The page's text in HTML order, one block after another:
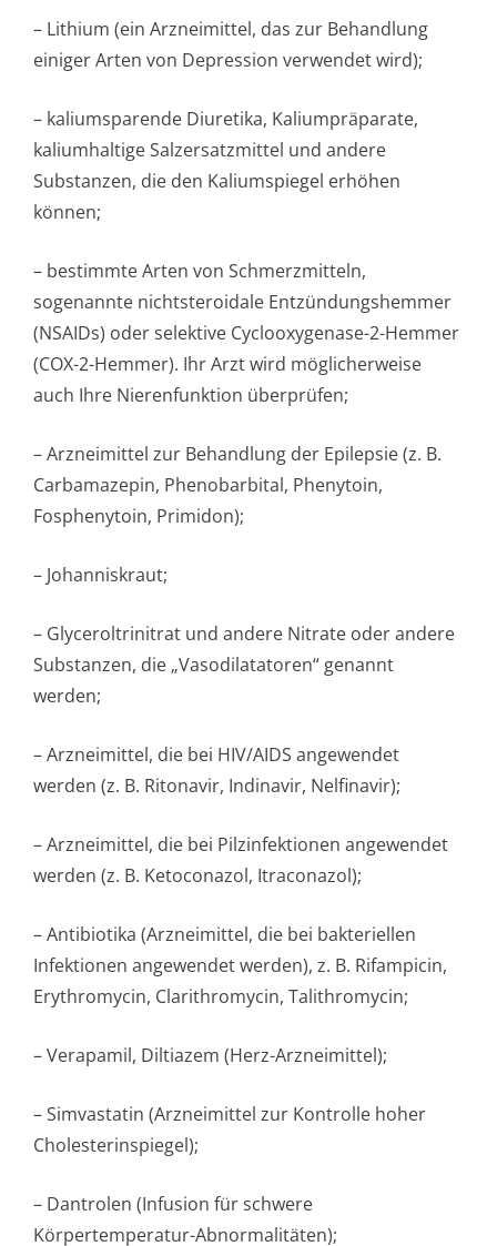
– Lithium (ein Arzneimittel, das zur Behandlung
einiger Arten von Depression verwendet wird);
– kaliumsparende Diuretika, Kaliumpräparate,
kaliumhaltige Salzersatzmittel und andere
Substanzen, die den Kaliumspiegel erhöhen
können;
– bestimmte Arten von Schmerzmitteln,
sogenannte nichtsteroidale Entzündungshemmer
(NSAIDs) oder selektive Cyclooxygenase-2-Hemmer
(COX-2-Hemmer). Ihr Arzt wird möglicherweise
auch Ihre Nierenfunktion überprüfen;
– Arzneimittel zur Behandlung der Epilepsie (z. B.
Carbamazepin, Phenobarbital, Phenytoin,
Fosphenytoin, Primidon);
– Johanniskraut;
– Glyceroltrinitrat und andere Nitrate oder andere
Substanzen, die „Vasodilatatoren“ genannt
werden;
– Arzneimittel, die bei HIV/AIDS angewendet
werden (z. B. Ritonavir, Indinavir, Nelfinavir);
– Arzneimittel, die bei Pilzinfektionen angewendet
werden (z. B. Ketoconazol, Itraconazol);
– Antibiotika (Arzneimittel, die bei bakteriellen
Infektionen angewendet werden), z. B. Rifampicin,
Erythromycin, Clarithromycin, Talithromycin;
– Verapamil, Diltiazem (Herz-Arzneimittel);
– Simvastatin (Arzneimittel zur Kontrolle hoher
Cholesterinspi­egel);
– Dantrolen (Infusion für schwere
Körpertemperatur-Abnormalitäten);